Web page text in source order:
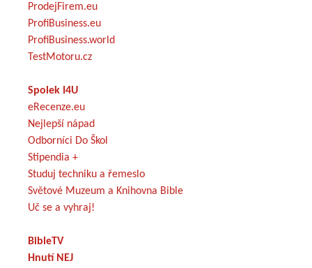
ProdejFirem.eu
ProfiBusiness.eu
ProfiBusiness.world
TestMotoru.cz
Spolek I4U
eRecenze.eu
Nejlepší nápad
Odborníci Do Škol
Stipendia +
Studuj techniku a řemeslo
Světové Muzeum a Knihovna Bible
Uč se a vyhraj!
BibleTV
Hnutí NEJ